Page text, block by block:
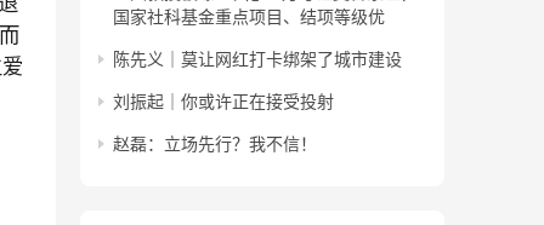
国家社科基金重点项目、结项等级优
陈先义｜莫让网红打卡绑架了城市建设
刘振起｜你或许正在接受投射
赵磊：立场先行？我不信！